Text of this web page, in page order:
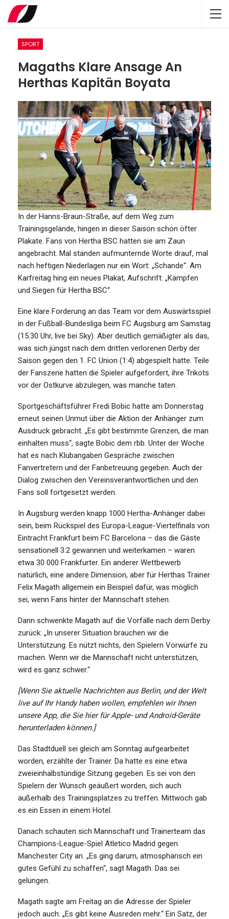
SPORT
Magaths Klare Ansage An
Herthas Kapitän Boyata
In der Hanns-Braun-Straße, auf dem Weg zum
Trainingsgelände, hingen in dieser Saison schon öfter
Plakate. Fans von Hertha BSC hatten sie am Zaun
angebracht. Mal standen aufmunternde Worte drauf, mal
nach heftigen Niederlagen nur ein Wort: „Schande“. Am
Karfreitag hing ein neues Plakat, Aufschrift: „Kämpfen
und Siegen für Hertha BSC“.
Eine klare Forderung an das Team vor dem Auswärtsspiel
in der Fußball-Bundesliga beim FC Augsburg am Samstag
(15.30 Uhr, live bei Sky). Aber deutlich gemäßigter als das,
was sich jüngst nach dem dritten verlorenen Derby der
Saison gegen den 1. FC Union (1:4) abgespielt hatte. Teile
der Fanszene hatten die Spieler aufgefordert, ihre Trikots
vor der Ostkurve abzulegen, was manche taten.
Sportgeschäftsführer Fredi Bobic hatte am Donnerstag
erneut seinen Unmut über die Aktion der Anhänger zum
Ausdruck gebracht. „Es gibt bestimmte Grenzen, die man
einhalten muss“, sagte Bobic dem rbb. Unter der Woche
hat es nach Klubangaben Gespräche zwischen
Fanvertretern und der Fanbetreuung gegeben. Auch der
Dialog zwischen den Vereinsverantwortlichen und den
Fans soll fortgesetzt werden.
In Augsburg werden knapp 1000 Hertha-Anhänger dabei
sein, beim Rückspiel des Europa-League-Viertelfinals von
Eintracht Frankfurt beim FC Barcelona – das die Gäste
sensationell 3:2 gewannen und weiterkamen – waren
etwa 30 000 Frankfurter. Ein anderer Wettbewerb
natürlich, eine andere Dimension, aber für Herthas Trainer
Felix Magath allgemein ein Beispiel dafür, was möglich
sei, wenn Fans hinter der Mannschaft stehen.
Dann schwenkte Magath auf die Vorfälle nach dem Derby
zurück: „In unserer Situation brauchen wir die
Unterstützung. Es nützt nichts, den Spielern Vorwürfe zu
machen. Wenn wir die Mannschaft nicht unterstützen,
wird es ganz schwer.“
[Wenn Sie aktuelle Nachrichten aus Berlin, und der Welt
live auf Ihr Handy haben wollen, empfehlen wir Ihnen
unsere App, die Sie hier für Apple- und Android-Geräte
herunterladen können.]
Das Stadtduell sei gleich am Sonntag aufgearbeitet
worden, erzählte der Trainer. Da hatte es eine etwa
zweieinhalbstündige Sitzung gegeben. Es sei von den
Spielern der Wunsch geäußert worden, sich auch
außerhalb des Trainingsplatzes zu treffen. Mittwoch gab
es ein Essen in einem Hotel.
Danach schauten sich Mannschaft und Trainerteam das
Champions-League-Spiel Atletico Madrid gegen
Manchester City an. „Es ging darum, atmosphärisch ein
gutes Gefühl zu schaffen“, sagt Magath. Das sei
gelungen.
Magath sagte am Freitag an die Adresse der Spieler
jedoch auch: „Es gibt keine Ausreden mehr.“ Ein Satz, der